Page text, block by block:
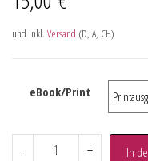
und inkl. Versand (D, A, CH)
eBook/Print
- + In